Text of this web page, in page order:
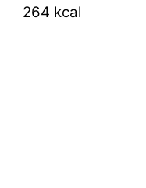
264 kcal